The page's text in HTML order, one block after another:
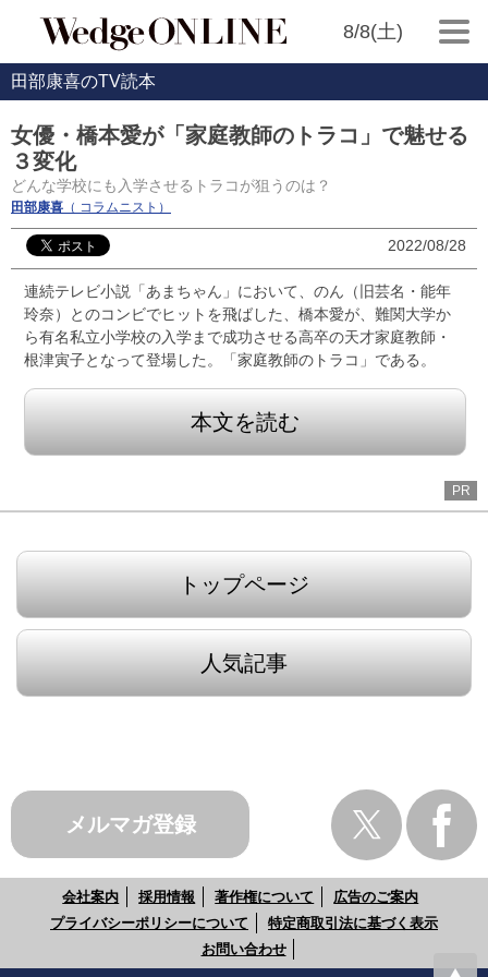
8/8(土)
田部康喜のTV読本
女優・橋本愛が「家庭教師のトラコ」で魅せる
３変化
どんな学校にも入学させるトラコが狙うのは？
田部康喜 （ コラムニスト）
2022/08/28
連続テレビ小説「あまちゃん」において、のん（旧芸名・能年
玲奈）とのコンビでヒットを飛ばした、橋本愛が、難関大学か
ら有名私立小学校の入学まで成功させる高卒の天才家庭教師・
根津寅子となって登場した。「家庭教師のトラコ」である。
本文を読む
PR
トップページ
人気記事
メルマガ登録
会社案内 採用情報 著作権について
広告のご案内
プライバシーポリシーについて
特定商取引法に基づく表示
お問い合わせ